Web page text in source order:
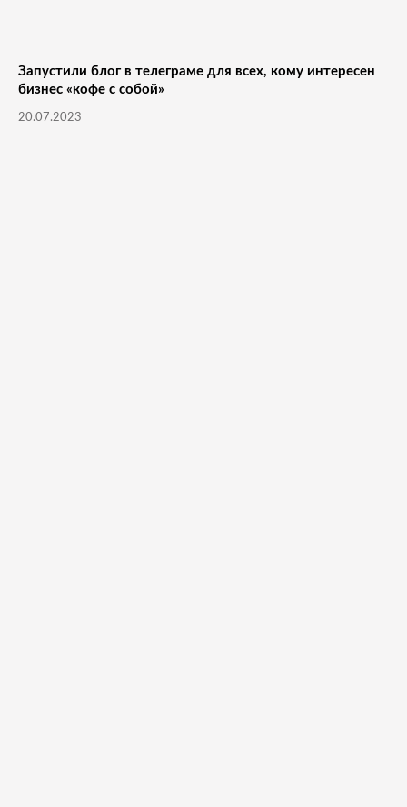
Запустили блог в телеграме для всех, кому интересен
бизнес «кофе с собой»
20.07.2023